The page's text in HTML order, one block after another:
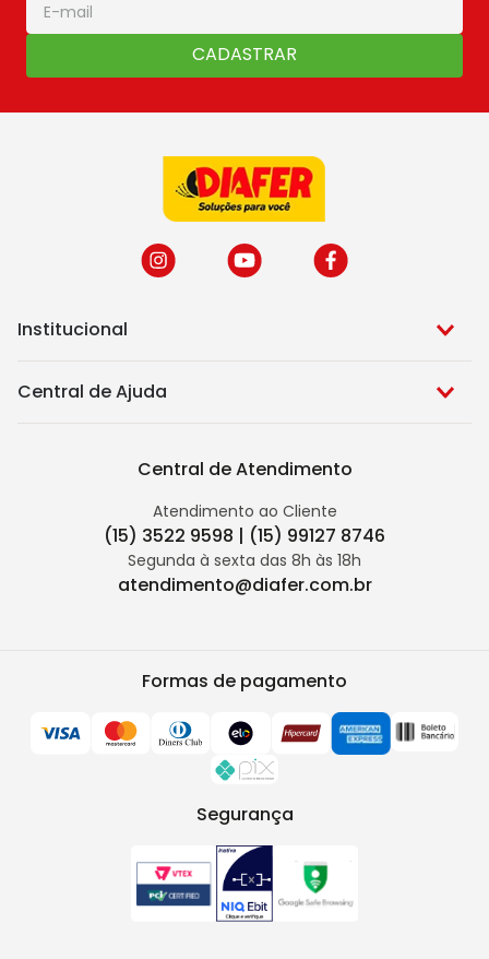
CADASTRAR
Institucional
Central de Ajuda
Central de Atendimento
Atendimento ao Cliente
(15) 3522 9598 | (15) 99127 8746
Segunda à sexta das 8h às 18h
atendimento@diafer.com.br
Formas de pagamento
Segurança